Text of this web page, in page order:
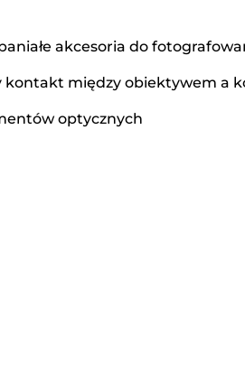
akcesoria do
między obiektywem a
optycznych